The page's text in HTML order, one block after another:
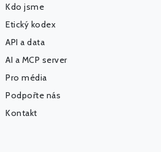
Kdo jsme
Etický kodex
API a data
AI a MCP server
Pro média
Podpořte nás
Kontakt